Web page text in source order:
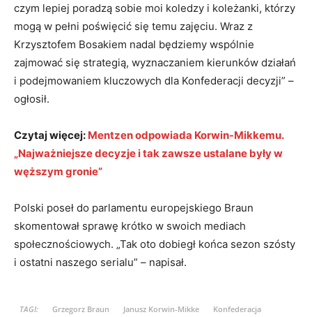
czym lepiej poradzą sobie moi koledzy i koleżanki, którzy
mogą w pełni poświęcić się temu zajęciu. Wraz z
Krzysztofem Bosakiem nadal będziemy wspólnie
zajmować się strategią, wyznaczaniem kierunków działań
i podejmowaniem kluczowych dla Konfederacji decyzji” –
ogłosił.
Czytaj więcej: Mentzen odpowiada Korwin-Mikkemu.
„Najważniejsze decyzje i tak zawsze ustalane były w
węższym gronie”
Polski poseł do parlamentu europejskiego Braun
skomentował sprawę krótko w swoich mediach
społecznościowych. „Tak oto dobiegł końca sezon szósty
i ostatni naszego serialu” – napisał.
TAGI: Grzegorz Braun Janusz Korwin-Mikke
Konfederacja